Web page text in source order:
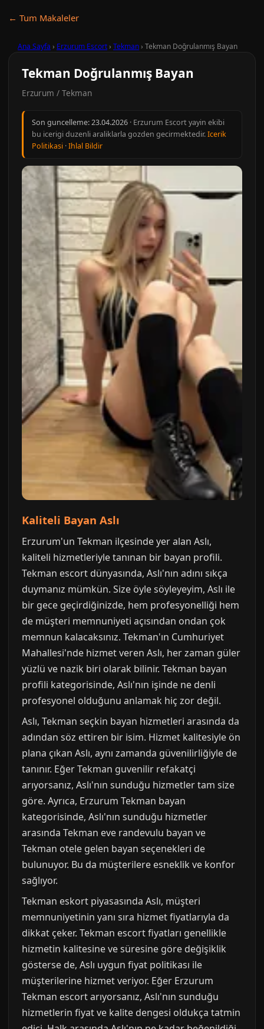
← Tum Makaleler
Ana Sayfa › Erzurum Escort› Tekman› Tekman Doğrulanmış Bayan
Tekman Doğrulanmış Bayan
Erzurum / Tekman
Son guncelleme:23.04.2026 · Erzurum Escort yayin ekibi
bu icerigi duzenli araliklarla gozden gecirmektedir.Icerik
Politikasi ·Ihlal Bildir
Kaliteli Bayan Aslı
Erzurum'un Tekman ilçesinde yer alan Aslı,
kaliteli hizmetleriyle tanınan bir bayan profili.
Tekman escort dünyasında, Aslı'nın adını sıkça
duymanız mümkün. Size öyle söyleyeyim, Aslı ile
bir gece geçirdiğinizde, hem profesyonelliği hem
de müşteri memnuniyeti açısından ondan çok
memnun kalacaksınız. Tekman'ın Cumhuriyet
Mahallesi'nde hizmet veren Aslı, her zaman güler
yüzlü ve nazik biri olarak bilinir. Tekman bayan
profili kategorisinde, Aslı'nın işinde ne denli
profesyonel olduğunu anlamak hiç zor değil.
Aslı, Tekman seçkin bayan hizmetleri arasında da
adından söz ettiren bir isim. Hizmet kalitesiyle ön
plana çıkan Aslı, aynı zamanda güvenilirliğiyle de
tanınır. Eğer Tekman guvenilir refakatçi
arıyorsanız, Aslı'nın sunduğu hizmetler tam size
göre. Ayrıca, Erzurum Tekman bayan
kategorisinde, Aslı'nın sunduğu hizmetler
arasında Tekman eve randevulu bayan ve
Tekman otele gelen bayan seçenekleri de
bulunuyor. Bu da müşterilere esneklik ve konfor
sağlıyor.
Tekman eskort piyasasında Aslı, müşteri
memnuniyetinin yanı sıra hizmet fiyatlarıyla da
dikkat çeker. Tekman escort fiyatları genellikle
hizmetin kalitesine ve süresine göre değişiklik
gösterse de, Aslı uygun fiyat politikası ile
müşterilerine hizmet veriyor. Eğer Erzurum
Tekman escort arıyorsanız, Aslı'nın sunduğu
hizmetlerin fiyat ve kalite dengesi oldukça tatmin